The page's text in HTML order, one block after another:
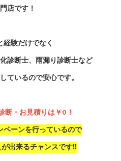
店です！
験だけでなく
診断士、雨漏り診断士など
ているので安心です。
断・お見積りは￥0！
ペーンを行っているので
出来るチャンスです‼